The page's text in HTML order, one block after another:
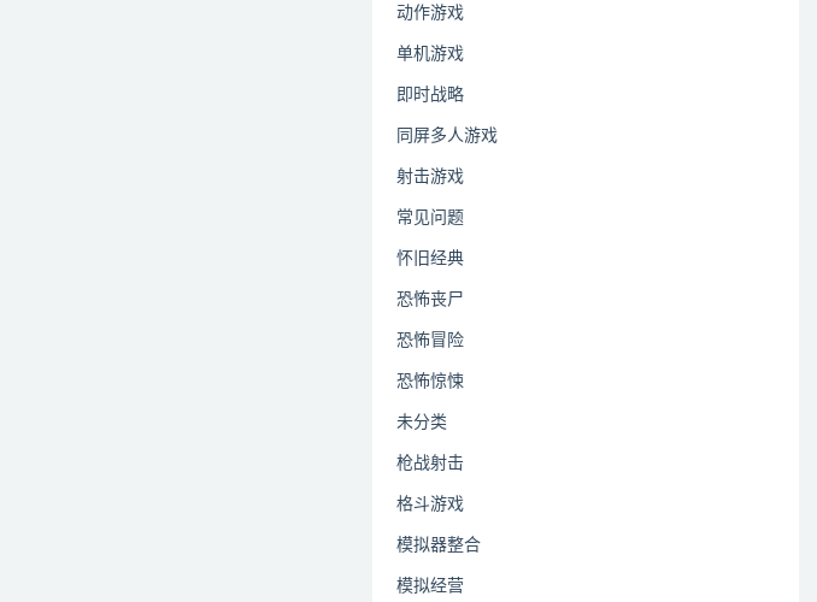
动作游戏
单机游戏
即时战略
同屏多人游戏
射击游戏
常见问题
怀旧经典
恐怖丧尸
恐怖冒险
恐怖惊悚
未分类
枪战射击
格斗游戏
模拟器整合
模拟经营